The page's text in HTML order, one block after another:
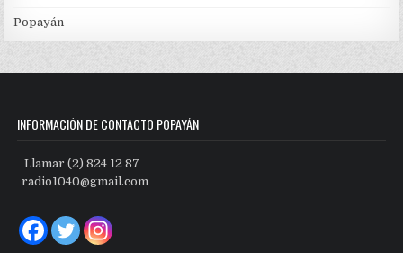
Popayán
INFORMACIÓN DE CONTACTO POPAYÁN
Llamar (2) 824 12 87
radio1040@gmail.com